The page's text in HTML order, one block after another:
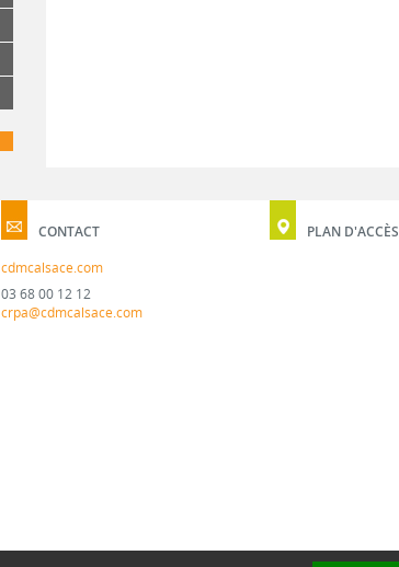
CONTACT
cdmcalsace.com
03 68 00 12 12
crpa@cdmcalsace.com
PLAN D'ACCÈS